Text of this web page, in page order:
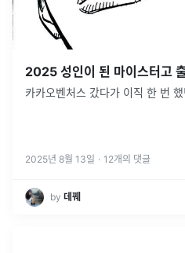
2025 성인이 된 마이스터고
카카오벤처스 갔다가 이직 한 번
2025년 8월 13일 · 12개의 댓글
by 데꿰